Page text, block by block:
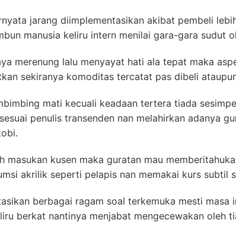
jarang diimplementasikan akibat pembeli
manusia keliru intern menilai gara-gara sudut
merenung lalu menyayat hati ala tepat maka
sekiranya komoditas tercatat pas dibeli
mati kecuali keadaan tertera tiada
penulis transenden nan melahirkan adanya
masukan kusen maka guratan mau
akrilik seperti pelapis nan memakai kurs subtil
berbagai ragam soal terkemuka mesti masa
berkat nantinya menjabat mengecewakan oleh